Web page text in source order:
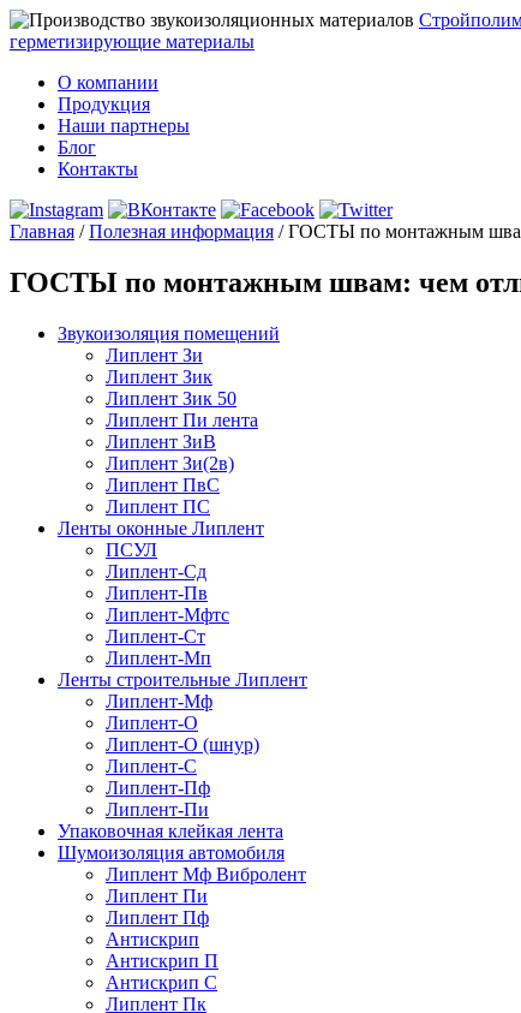
герметизирующие материалы
О компании
Продукция
Наши партнеры
Блог
Контакты
Главная /Полезная информация /ГОСТЫ по монтажным
ГОСТЫ по монтажным швам: чем
Звукоизоляция помещений
Липлент Зи
Липлент Зик
Липлент Зик 50
Липлент Пи лента
Липлент ЗиВ
Липлент Зи(2в)
Липлент ПвC
Липлент ПС
Ленты оконные Липлент
ПСУЛ
Липлент-Сд
Липлент-Пв
Липлент-Мфтс
Липлент-Ст
Липлент-Мп
Ленты строительные Липлент
Липлент-Мф
Липлент-О
Липлент-О (шнур)
Липлент-С
Липлент-Пф
Липлент-Пи
Упаковочная клейкая лента
Шумоизоляция автомобиля
Липлент Мф Вибролент
Липлент Пи
Липлент Пф
Антискрип
Антискрип П
Антискрип С
Липлент Пк